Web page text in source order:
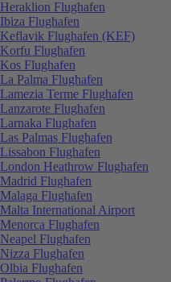
Heraklion Flughafen
Ibiza Flughafen
Keflavik Flughafen (KEF)
Korfu Flughafen
Kos Flughafen
La Palma Flughafen
Lamezia Terme Flughafen
Lanzarote Flughafen
Larnaka Flughafen
Las Palmas Flughafen
Lissabon Flughafen
London Heathrow Flughafen
Madrid Flughafen
Malaga Flughafen
Malta International Airport
Menorca Flughafen
Neapel Flughafen
Nizza Flughafen
Olbia Flughafen